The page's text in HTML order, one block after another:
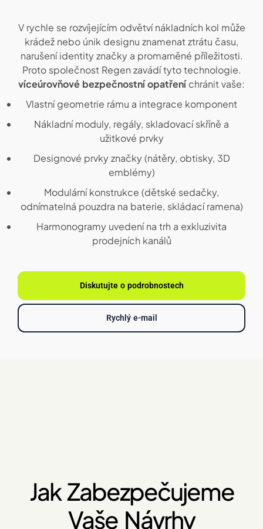
V rychle se rozvíjejícím odvětví nákladních kol může
krádež nebo únik designu znamenat ztrátu času,
narušení identity značky a promarněné příležitosti.
Proto společnost Regen zavádí tyto technologie.
víceúrovňové bezpečnostní opatřeníchránit vaše:
Vlastní geometrie rámu a integrace komponent
Nákladní moduly, regály, skladovací skříně a
užitkové prvky
Designové prvky značky (nátěry, obtisky, 3D
emblémy)
Modulární konstrukce (dětské sedačky,
odnímatelná pouzdra na baterie, skládací ramena)
Harmonogramy uvedení na trh a exkluzivita
prodejních kanálů
Diskutujte o podrobnostech
Rychlý e-mail
Jak Zabezpečujeme
Vaše Návrhy